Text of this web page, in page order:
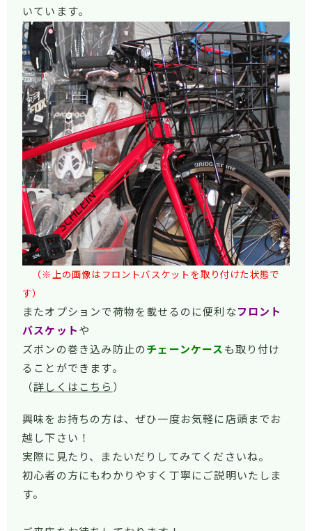
いています。
（※上の画像はフロントバスケットを取り付けた状態で
す）
またオプションで荷物を載せるのに便利なフロント
バスケット や
ズボンの巻き込み防止の チェーンケース も取り付け
ることができます。
（詳しくはこちら ）
興味をお持ちの方は、ぜひ一度お気軽に店頭までお
越し下さい！
実際に見たり、またいだりしてみてくださいね。
初心者の方にもわかりやすく丁寧にご説明いたしま
す。